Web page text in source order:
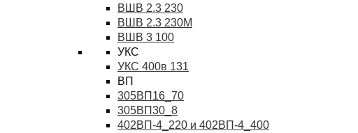
ВШВ 2.3 230
ВШВ 2.3 230М
ВШВ 3 100
УКС
УКС 400в 131
ВП
305ВП16_70
305ВП30_8
402ВП-4_220 и 402ВП-4_400